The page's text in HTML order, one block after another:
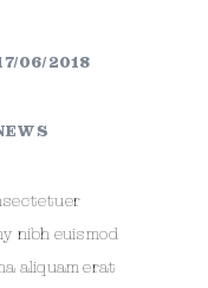
06/2018
nibh euismod
aliquam erat